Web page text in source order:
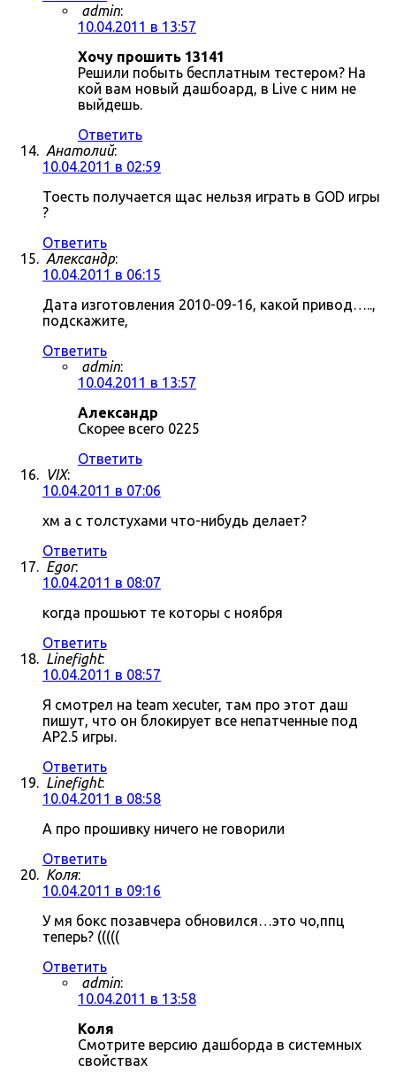
admin:
10.04.2011 в 13:57
Хочу прошить 13141
Решили побыть бесплатным тестером? На
кой вам новый дашбоард, в Live с ним не
выйдешь.
Ответить
Анатолий:
10.04.2011 в 02:59
Тоесть получается щас нельзя играть в GOD игры
?
Ответить
Александр:
10.04.2011 в 06:15
Дата изготовления 2010-09-16, какой привод…..,
подскажите,
Ответить
admin:
10.04.2011 в 13:57
Александр
Скорее всего 0225
Ответить
VIX:
10.04.2011 в 07:06
хм а с толстухами что-нибудь делает?
Ответить
Egor:
10.04.2011 в 08:07
когда прошьют те которы с ноября
Ответить
Linefight:
10.04.2011 в 08:57
Я смотрел на team xecuter, там про этот даш
пишут, что он блокирует все непатченные под
AP2.5 игры.
Ответить
Linefight:
10.04.2011 в 08:58
А про прошивку ничего не говорили
Ответить
Коля:
10.04.2011 в 09:16
У мя бокс позавчера обновился…это чо,ппц
теперь? (((((
Ответить
admin:
10.04.2011 в 13:58
Коля
Смотрите версию дашборда в системных
свойствах